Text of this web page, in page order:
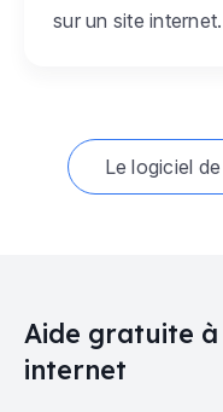
sur un site internet.
Le logiciel
Aide gratuite
internet